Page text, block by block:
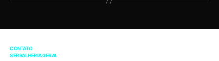
CONTATO
SERRALHERIA GERAL